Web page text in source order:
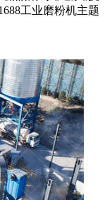
工业磨粉机主题